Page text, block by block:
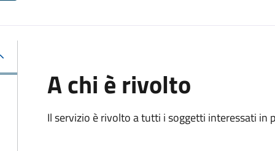
A chi è rivolto
Il servizio è rivolto a tutti i soggetti interessati in